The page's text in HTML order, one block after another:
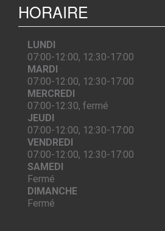
HORAIRE
LUNDI
07:00-12:00, 12:30-17:00
MARDI
07:00-12:00, 12:30-17:00
MERCREDI
07:00-12:30, fermé
JEUDI
07:00-12:00, 12:30-17:00
VENDREDI
07:00-12:00, 12:30-17:00
SAMEDI
Fermé
DIMANCHE
Fermé